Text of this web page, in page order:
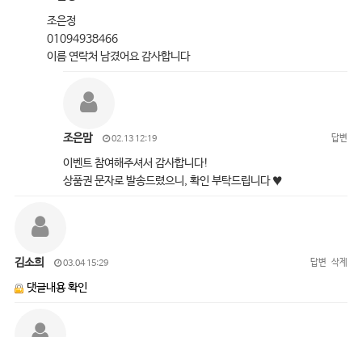
조은정
01094938466
이름 연락처 남겼어요 감사합니다
조은맘 02.13 12:19 답변
이벤트 참여해주셔서 감사합니다!
상품권 문자로 발송드렸으니, 확인 부탁드립니다 ♥
김소희 03.04 15:29 답변 삭제
댓글내용 확인